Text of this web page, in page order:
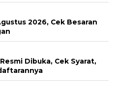
2026, Cek Besaran
Dibuka, Cek Syarat,